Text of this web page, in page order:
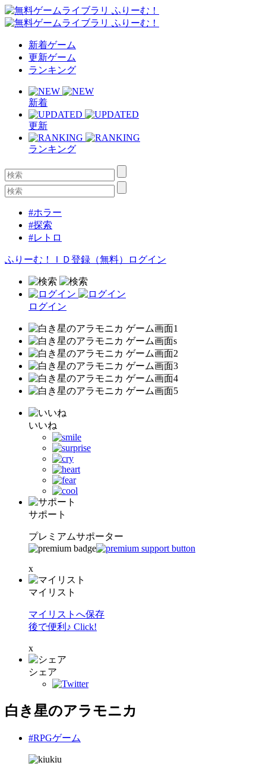
新着ゲーム
更新ゲーム
ランキング
新着
更新
ランキング
#ホラー
#探索
#レトロ
ふりーむ！ＩＤ登録（無料） ログイン
ログイン
いいね
サポート
プレミアムサポーター
x
マイリスト
マイリストへ保存
後で便利♪ Click!
x
シェア
白き星のアラモニカ
#RPGゲーム